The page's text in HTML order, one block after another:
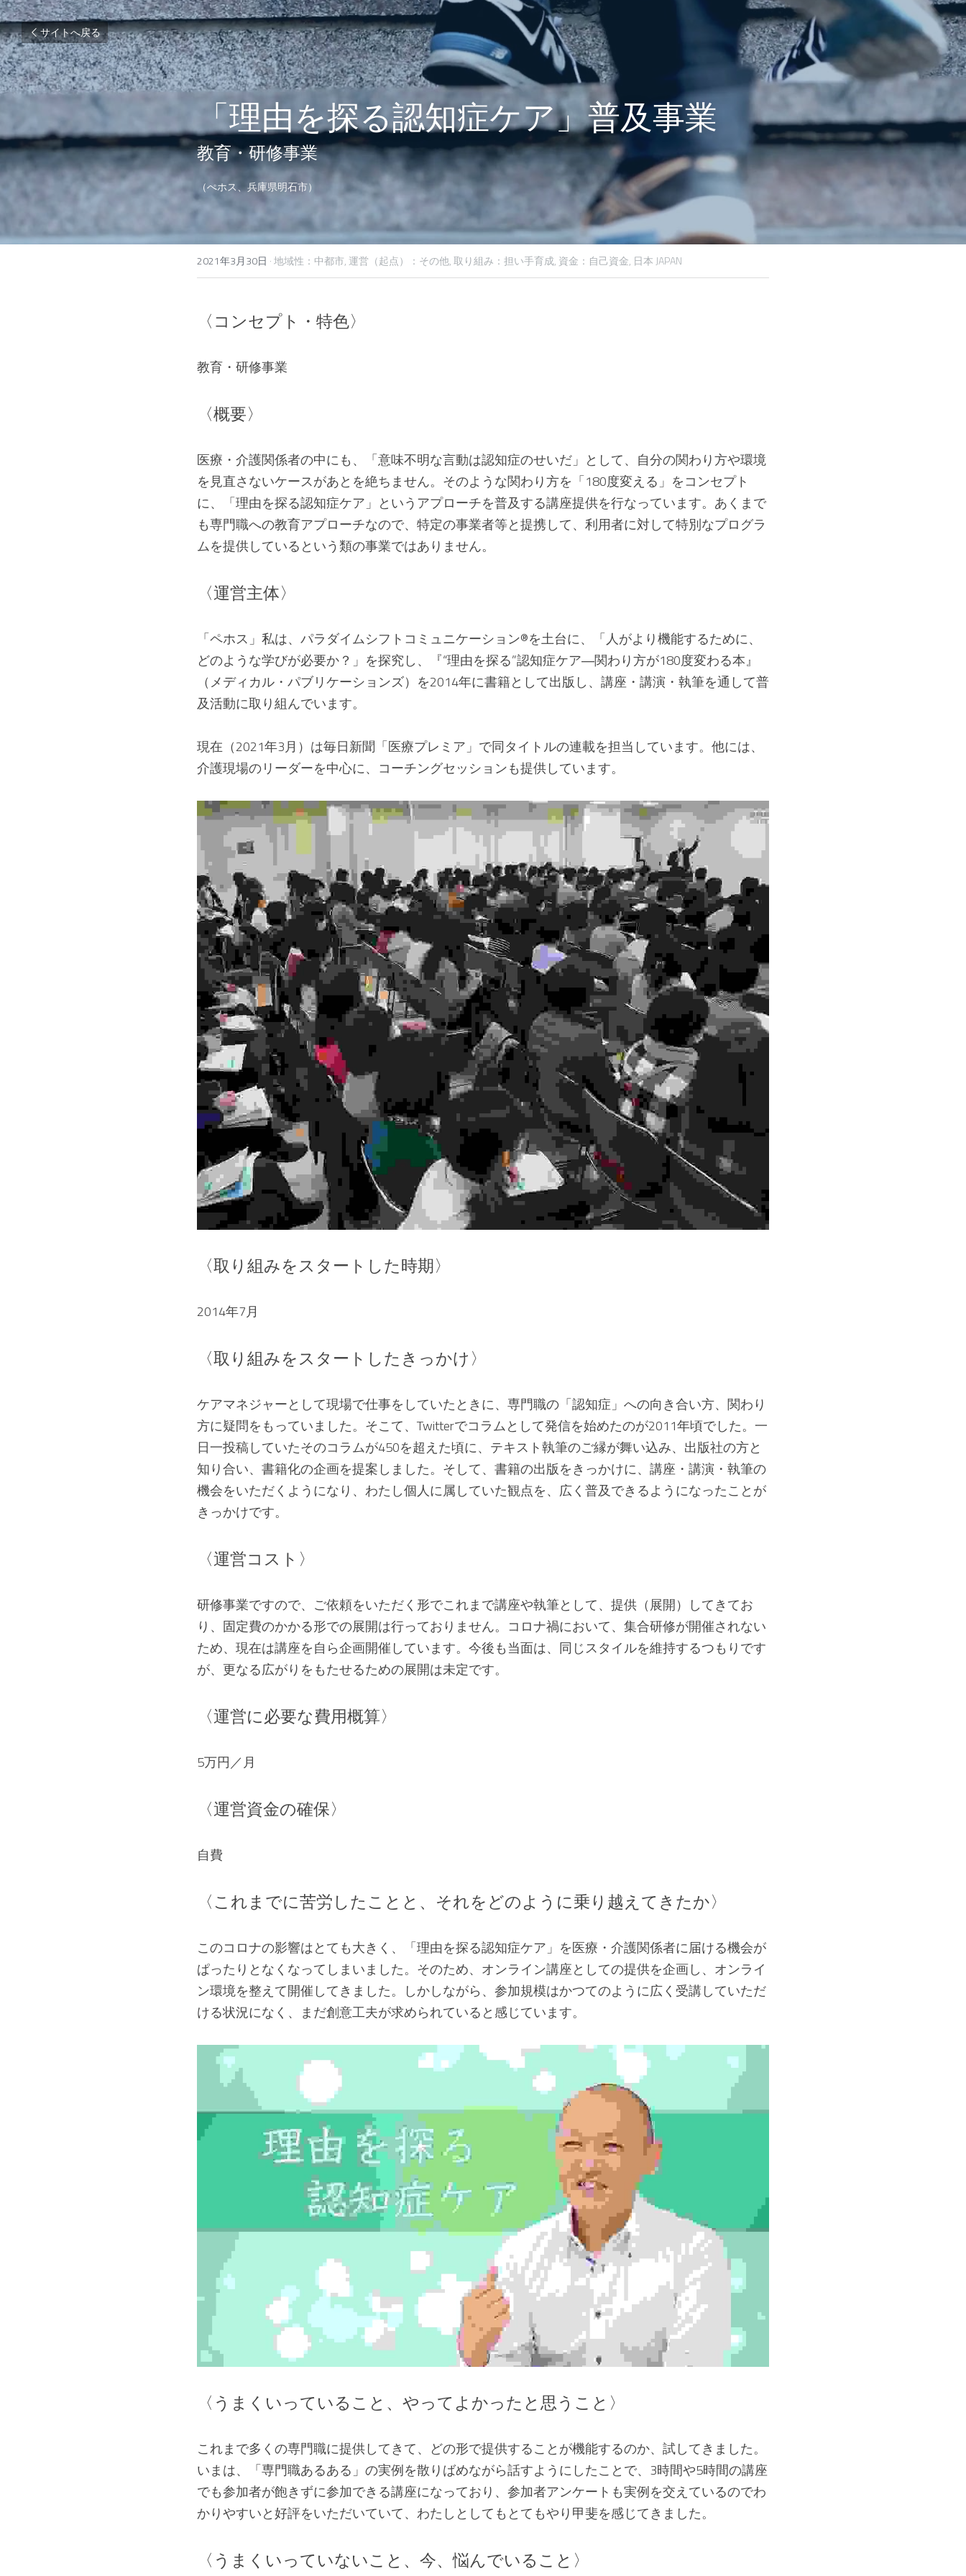
サイトへ戻る
「理由を探る認知症ケア」普及事業
教育・研修事業
（ぺホス、兵庫県明石市）
2021年3月30日 ·地域性：中都市, 運営（起点）：その他,取り組み：担い手育成, 資金：自己資金, 日本 JAPAN
〈コンセプト・特色〉
教育・研修事業
〈概要〉
医療・介護関係者の中にも、「意味不明な言動は認知症のせいだ」として、自分の関わり方や環境
を見直さないケースがあとを絶ちません。そのような関わり方を「180度変える」をコンセプト
に、「理由を探る認知症ケア」というアプローチを普及する講座提供を行なっています。あくまで
も専門職への教育アプローチなので、特定の事業者等と提携して、利用者に対して特別なプログラ
ムを提供しているという類の事業ではありません。
〈運営主体〉
「ペホス」私は、パラダイムシフトコミュニケーション®️を土台に、「人がより機能するために、
どのような学びが必要か？」を探究し、『“理由を探る”認知症ケア―関わり方が180度変わる本』
（メディカル・パブリケーションズ）を2014年に書籍として出版し、講座・講演・執筆を通して普
及活動に取り組んでいます。
現在（2021年3月）は毎日新聞「医療プレミア」で同タイトルの連載を担当しています。他には、
介護現場のリーダーを中心に、コーチングセッションも提供しています。
〈取り組みをスタートした時期〉
2014年7月
〈取り組みをスタートしたきっかけ〉
ケアマネジャーとして現場で仕事をしていたときに、専門職の「認知症」への向き合い方、関わり
方に疑問をもっていました。そこて、Twitterでコラムとして発信を始めたのが2011年頃でした。一
日一投稿していたそのコラムが450を超えた頃に、テキスト執筆のご縁が舞い込み、出版社の方と
知り合い、書籍化の企画を提案しました。そして、書籍の出版をきっかけに、講座・講演・執筆の
機会をいただくようになり、わたし個人に属していた観点を、広く普及できるようになったことが
きっかけです。
〈運営コスト〉
研修事業ですので、ご依頼をいただく形でこれまで講座や執筆として、提供（展開）してきてお
り、固定費のかかる形での展開は行っておりません。コロナ禍において、集合研修が開催されない
ため、現在は講座を自ら企画開催しています。今後も当面は、同じスタイルを維持するつもりです
が、更なる広がりをもたせるための展開は未定です。
〈運営に必要な費用概算〉
5万円／月
〈運営資金の確保〉
自費
〈これまでに苦労したことと、それをどのように乗り越えてきたか〉
このコロナの影響はとても大きく、「理由を探る認知症ケア」を医療・介護関係者に届ける機会が
ぱったりとなくなってしまいました。そのため、オンライン講座としての提供を企画し、オンライ
ン環境を整えて開催してきました。しかしながら、参加規模はかつてのように広く受講していただ
ける状況になく、まだ創意工夫が求められていると感じています。
〈うまくいっていること、やってよかったと思うこと〉
これまで多くの専門職に提供してきて、どの形で提供することが機能するのか、試してきました。
いまは、「専門職あるある」の実例を散りばめながら話すようにしたことで、3時間や5時間の講座
でも参加者が飽きずに参加できる講座になっており、参加者アンケートも実例を交えているのでわ
かりやすいと好評をいただいていて、わたしとしてもとてもやり甲斐を感じてきました。
〈うまくいっていないこと、今、悩んでいること〉